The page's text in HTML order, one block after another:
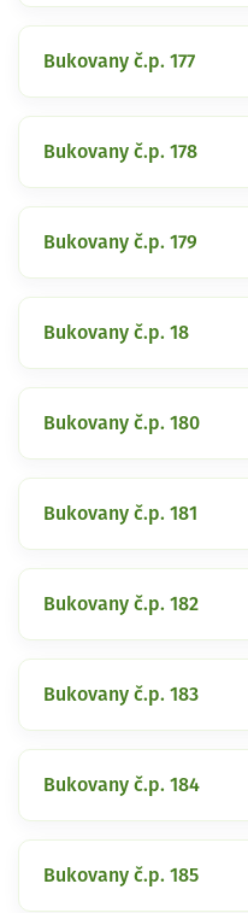
Bukovany č.p. 177
Bukovany č.p. 178
Bukovany č.p. 179
Bukovany č.p. 18
Bukovany č.p. 180
Bukovany č.p. 181
Bukovany č.p. 182
Bukovany č.p. 183
Bukovany č.p. 184
Bukovany č.p. 185